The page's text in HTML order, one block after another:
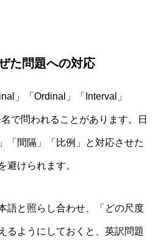
た問題への対応
」「Ordinal」「Interval」
で問われることがあります。日
「間隔」「比例」と対応させた
避けられます。
語と照らし合わせ、「どの尺度
るようにしておくと、英訳問題